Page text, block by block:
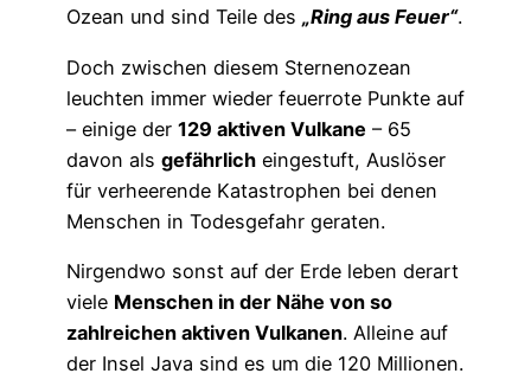
Ozean und sind Teile des „Ring aus Feuer“.
Doch zwischen diesem Sternenozean
leuchten immer wieder feuerrote Punkte auf
– einige der 129 aktiven Vulkane – 65
davon als gefährlich eingestuft, Auslöser
für verheerende Katastrophen bei denen
Menschen in Todesgefahr geraten.
Nirgendwo sonst auf der Erde leben derart
viele Menschen in der Nähe von so
zahlreichen aktiven Vulkanen. Alleine auf
der Insel Java sind es um die 120 Millionen.